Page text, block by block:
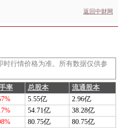
返回中财网
行情价格为准。所有数据仅供参
率 总股本
流通股本
5.55亿
2.96亿
54.71亿
38.28亿
80.75亿
80.75亿